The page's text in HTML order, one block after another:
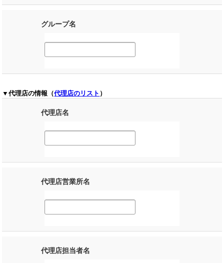
グループ名
▼代理店の情報（代理店のリスト ）
代理店名
代理店営業所名
代理店担当者名